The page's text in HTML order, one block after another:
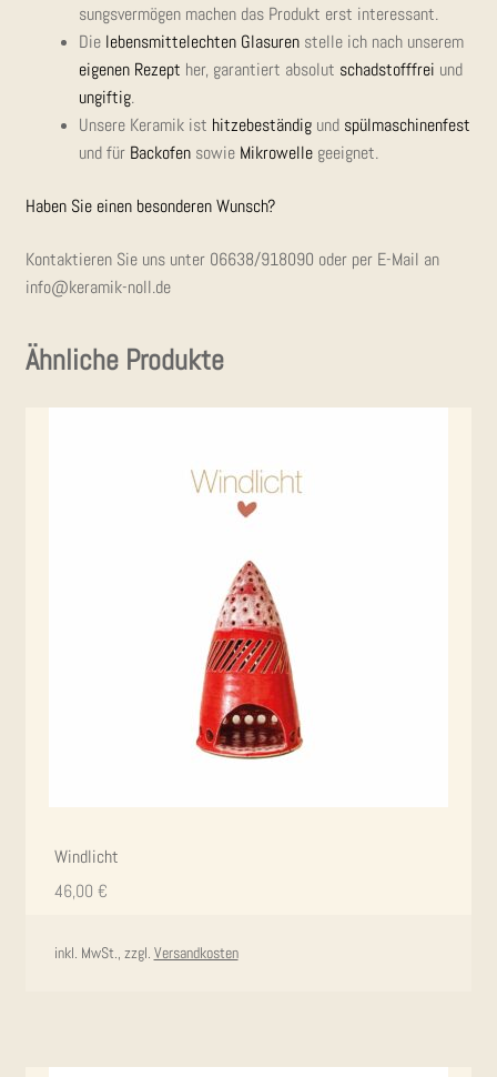
sungs­ver­mö­gen machen das Pro­dukt erst interessant.
Die lebens­mit­tel­ech­ten Gla­su­renstel­le ich nach unse­rem
eige­nen Rezept her, garan­tiert abso­lut schad­stoff­frei und
ungif­tig.
Unse­re Kera­mik ist hit­ze­be­stän­digund spül­ma­schi­nen­fest
und für Back­ofensowie Mikro­wel­legeeignet.
Haben Sie einen beson­de­ren Wunsch?
Kon­tak­tie­ren Sie uns unter 06638/918090 oder per E-Mail an
info@keramik-noll.de
Ähnliche Produkte
Wind­licht
46,00 €
inkl. MwSt., zzgl. Versandkosten